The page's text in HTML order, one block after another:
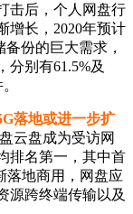
击后，个人网盘行
增长，2020年预计
份的巨大需求，
分别有61.5%及
落地或进一步扩
云盘成为受访网
排名第一，其中首
落地商用，网盘应
源跨终端传输以及